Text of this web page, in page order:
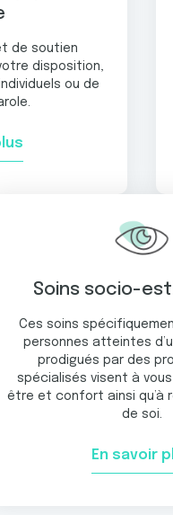
de soutien
disposition,
ou de
Soins socio-
Ces soins
personnes atteintes
prodigués par des
spécialisés visent à
être et confort ainsi qu’à
de soi.
En savoir